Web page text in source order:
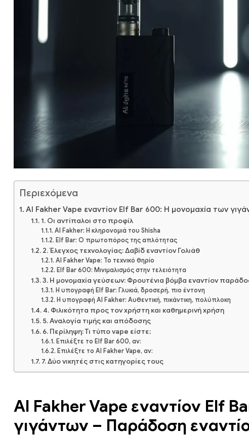
Περιεχόμενα
Al Fakher Vape εναντίον Elf Bar 600: Η μονομαχία των
1. Οι αντίπαλοι στο προφίλ
Al Fakher: Η κληρονομιά του Shisha
Elf Bar: Ο πρωτοπόρος της απλότητας
2. Έλεγχος τεχνολογίας: Δαβίδ εναντίον Γολιάθ
Al Fakher Vape: Το τεχνικό θηρίο
Elf Bar 600: Μινιμαλισμός στην τελειότητα
3. Η μονομαχία γεύσεων: Φρουτένια βόμβα εναντίον
Η υπογραφή Elf Bar: Γλυκιά, δροσερή, πιο έντονη
Η υπογραφή Al Fakher: Αυθεντική, πικάντικη, πολύπλοκη
4. Φιλικότητα προς τον χρήστη και καθημερινή χρήση
5. Αναλογία τιμής και απόδοσης
6. Περίληψη: Τι τύπο vape είστε;
Επιλέξτε το Elf Bar 600, αν:
Επιλέξτε το Al Fakher Vape, αν:
7. Δύο νικητές στις κατηγορίες τους
Al Fakher Vape εναντίον Elf
γιγάντων – Παράδοση